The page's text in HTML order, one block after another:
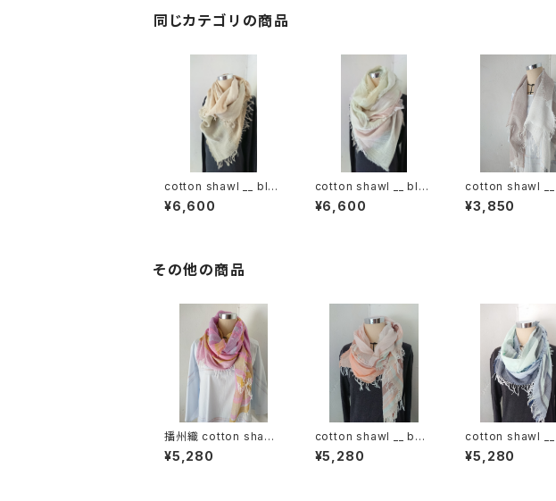
同じカテゴリの商品
cotton shawl __ blo
ck 220
¥6,600
cotton shawl __ blo
ck 220
¥6,600
cotton shawl
ck 120 白木蓮w
¥3,850
その他の商品
播州織 cotton shawl
__ border 160 東雲w
¥5,280
cotton shawl __ bor
der 160 春麗w
¥5,280
cotton shawl __
der 160 白波w
¥5,280